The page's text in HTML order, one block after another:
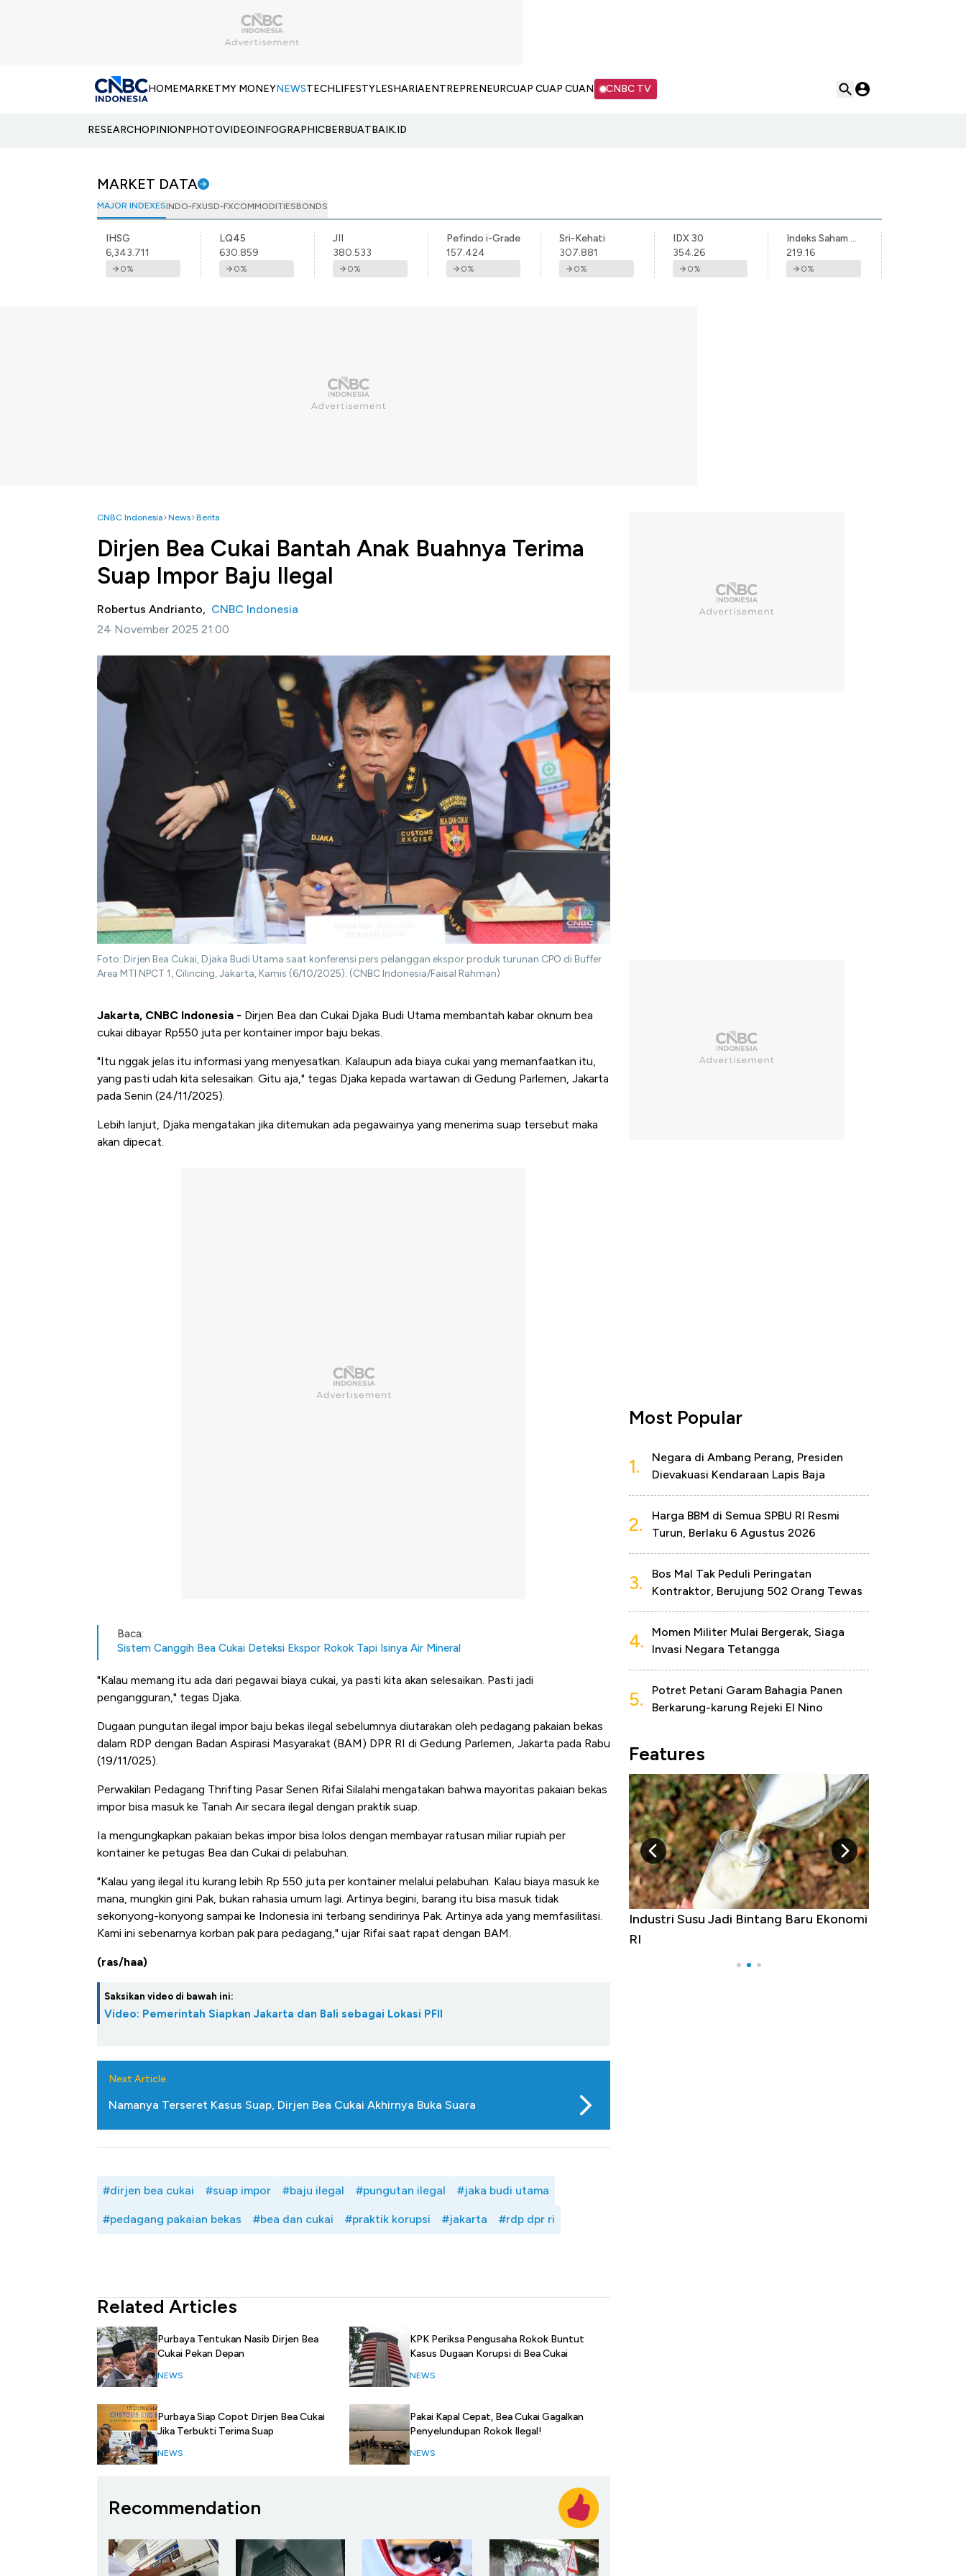
HOMEMARKETMY MONEYNEWSTECHLIFESTYLESHARIAENTREPRENEURCUAP CUAP CUAN CNBC TV
RESEARCHOPINIONPHOTOVIDEOINFOGRAPHICBERBUATBAIK.ID
MARKET DATA
MAJOR INDEXESINDO-FXUSD-FXCOMMODITIESBONDS
IHSG
6,343.711
0%
LQ45
630.859
0%
JII
380.533
0%
Pefindo i-Grade
157.424
0%
Sri-Kehati
307.881
0%
IDX 30
354.26
0%
Indeks Saham Syariah Indonesia
219.16
0%
CNBC Indonesia News Berita
Dirjen Bea Cukai Bantah Anak Buahnya Terima
Suap Impor Baju Ilegal
Robertus Andrianto, CNBC Indonesia
24 November 2025 21:00
Foto: Dirjen Bea Cukai, Djaka Budi Utama saat konferensi pers pelanggan ekspor produk turunan CPO di Buffer
Area MTI NPCT 1, Cilincing, Jakarta, Kamis (6/10/2025). (CNBC Indonesia/Faisal Rahman)
Jakarta, CNBC Indonesia - Dirjen Bea dan Cukai Djaka Budi Utama membantah kabar oknum bea
cukai dibayar Rp550 juta per kontainer impor baju bekas.
"Itu nggak jelas itu informasi yang menyesatkan. Kalaupun ada biaya cukai yang memanfaatkan itu,
yang pasti udah kita selesaikan. Gitu aja," tegas Djaka kepada wartawan di Gedung Parlemen, Jakarta
pada Senin (24/11/2025).
Lebih lanjut, Djaka mengatakan jika ditemukan ada pegawainya yang menerima suap tersebut maka
akan dipecat.
Baca:
Sistem Canggih Bea Cukai Deteksi Ekspor Rokok Tapi Isinya Air Mineral
"Kalau memang itu ada dari pegawai biaya cukai, ya pasti kita akan selesaikan. Pasti jadi
pengangguran," tegas Djaka.
Dugaan pungutan ilegal impor baju bekas ilegal sebelumnya diutarakan oleh pedagang pakaian bekas
dalam RDP dengan Badan Aspirasi Masyarakat (BAM) DPR RI di Gedung Parlemen, Jakarta pada Rabu
(19/11/025).
Perwakilan Pedagang Thrifting Pasar Senen Rifai Silalahi mengatakan bahwa mayoritas pakaian bekas
impor bisa masuk ke Tanah Air secara ilegal dengan praktik suap.
Ia mengungkapkan pakaian bekas impor bisa lolos dengan membayar ratusan miliar rupiah per
kontainer ke petugas Bea dan Cukai di pelabuhan.
"Kalau yang ilegal itu kurang lebih Rp 550 juta per kontainer melalui pelabuhan. Kalau biaya masuk ke
mana, mungkin gini Pak, bukan rahasia umum lagi. Artinya begini, barang itu bisa masuk tidak
sekonyong-konyong sampai ke Indonesia ini terbang sendirinya Pak. Artinya ada yang memfasilitasi.
Kami ini sebenarnya korban pak para pedagang," ujar Rifai saat rapat dengan BAM.
(ras/haa)
Saksikan video di bawah ini:
Video: Pemerintah Siapkan Jakarta dan Bali sebagai Lokasi PFII
Next Article
Namanya Terseret Kasus Suap, Dirjen Bea Cukai Akhirnya Buka Suara
#dirjen bea cukai #suap impor #baju ilegal #pungutan ilegal #jaka budi utama
#pedagang pakaian bekas #bea dan cukai #praktik korupsi #jakarta #rdp dpr ri
Related Articles
Purbaya Tentukan Nasib Dirjen Bea
Cukai Pekan Depan
NEWS
Purbaya Siap Copot Dirjen Bea Cukai
Jika Terbukti Terima Suap
NEWS
KPK Periksa Pengusaha Rokok Buntut
Kasus Dugaan Korupsi di Bea Cukai
NEWS
Pakai Kapal Cepat, Bea Cukai Gagalkan
Penyelundupan Rokok Ilegal!
NEWS
Recommendation
Most Popular
1.
Negara di Ambang Perang, Presiden
Dievakuasi Kendaraan Lapis Baja
2.
Harga BBM di Semua SPBU RI Resmi
Turun, Berlaku 6 Agustus 2026
3.
Bos Mal Tak Peduli Peringatan
Kontraktor, Berujung 502 Orang Tewas
4.
Momen Militer Mulai Bergerak, Siaga
Invasi Negara Tetangga
5.
Potret Petani Garam Bahagia Panen
Berkarung-karung Rejeki El Nino
Features
Bangkit dari Kubur! Bisnis Furniture &
Alas Kaki Tumbuh Double Digit
Industri Susu Jadi Bintang Baru Ekonomi
RI
5 Raja Ekonomi Indonesia: Maaf, Gak
Ada Jawa!